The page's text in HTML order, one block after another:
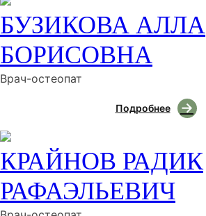
БУЗИКОВА АЛЛА
БОРИСОВНА
Врач-остеопат
Подробнее
КРАЙНОВ РАДИК
РАФАЭЛЬЕВИЧ